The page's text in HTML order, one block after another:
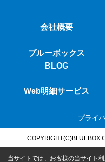
会社概要
ブルーボックス
BLOG
Web明細サービス
プライ
COPYRIGHT(C)BLUEBOX
当サイトでは、お客様の当サイト